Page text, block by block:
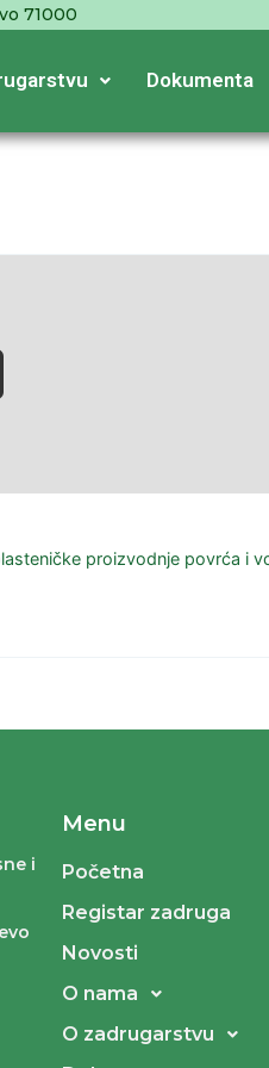
71000
Dokumenta
proizvodnje povrća i
i
Menu
Početna
Registar zadruga
Novosti
O nama
O zadrugarstvu